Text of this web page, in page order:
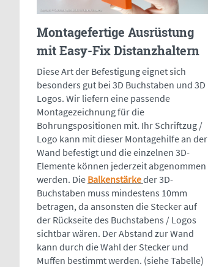
Montagefertige Ausrüstung
mit Easy-Fix Distanzhaltern
Diese Art der Befestigung eignet sich
besonders gut bei 3D Buchstaben und 3D
Logos. Wir liefern eine passende
Montagezeichnung für die
Bohrungspositionen mit. Ihr Schriftzug /
Logo kann mit dieser Montagehilfe an der
Wand befestigt und die einzelnen 3D-
Elemente können jederzeit abgenommen
werden. Die Balkenstärkeder 3D-
Buchstaben muss mindestens 10mm
betragen, da ansonsten die Stecker auf
der Rückseite des Buchstabens / Logos
sichtbar wären. Der Abstand zur Wand
kann durch die Wahl der Stecker und
Muffen bestimmt werden. (siehe Tabelle)